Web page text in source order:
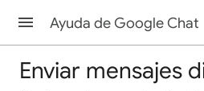
Ayuda de Google Chat
Enviar mensajes